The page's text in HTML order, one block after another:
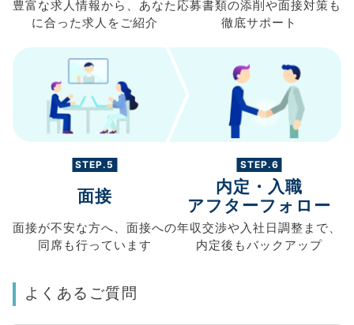
豊富な求人情報から、 あなた
に合った求人を ご紹介
応募書類の添削や面接対策も
徹底サポート
STEP.5
面接
面接が不安な方へ、 面接への
同席も行っています
STEP.6
内定・入職
アフターフォロー
年収交渉や入社日調整まで、
内定後もバックアップ
よくあるご質問